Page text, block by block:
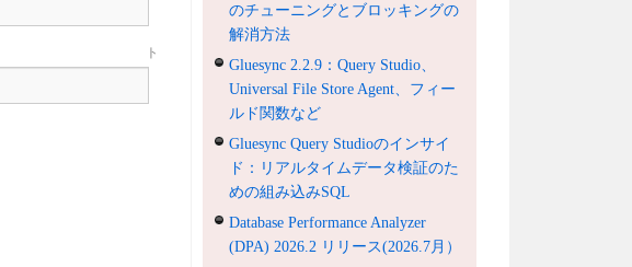
のチューニングとブロッキングの
解消方法
Gluesync 2.2.9：Query Studio、
Universal File Store Agent、フィー
ルド関数など
Gluesync Query Studioのインサイ
ド：リアルタイムデータ検証のた
めの組み込みSQL
Database Performance Analyzer
(DPA) 2026.2 リリース(2026.7月）